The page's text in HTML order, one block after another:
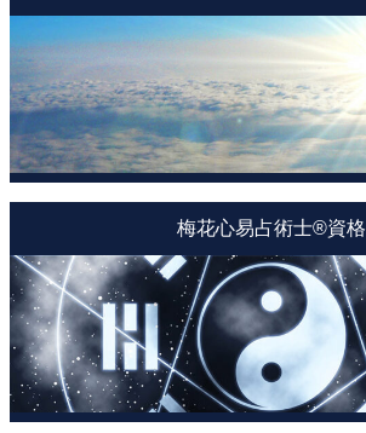
梅花心易占術士®資格